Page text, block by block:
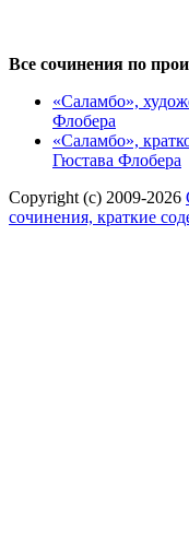
Все сочинения по
«Саламбо»,
Флобера
«Саламбо»,
Гюстава Флобера
Copyright (c) 2009-2026
сочинения, краткие